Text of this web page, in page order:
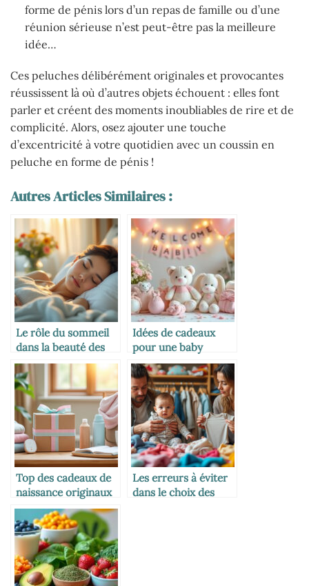
forme de pénis lors d’un repas de famille ou d’une
réunion sérieuse n’est peut-être pas la meilleure
idée…
Ces peluches délibérément originales et provocantes
réussissent là où d’autres objets échouent : elles font
parler et créent des moments inoubliables de rire et de
complicité. Alors, osez ajouter une touche
d’excentricité à votre quotidien avec un coussin en
peluche en forme de pénis !
Autres Articles Similaires :
Le rôle du sommeil
dans la beauté des
mamans
Idées de cadeaux
pour une baby
shower réussie
Top des cadeaux de
naissance originaux
et utiles
Les erreurs à éviter
dans le choix des